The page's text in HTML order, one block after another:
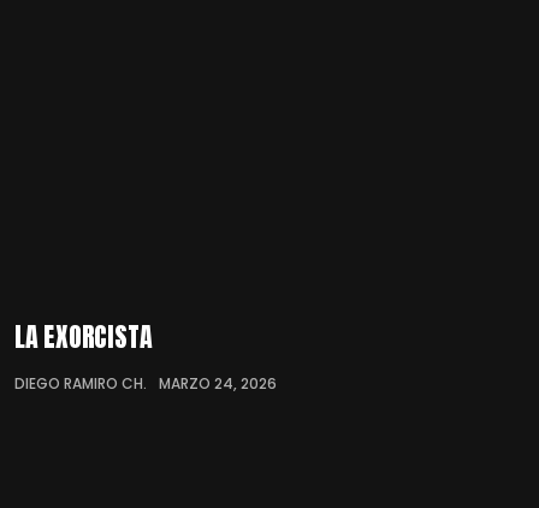
LA EXORCISTA
DIEGO RAMIRO CH. MARZO 24, 2026